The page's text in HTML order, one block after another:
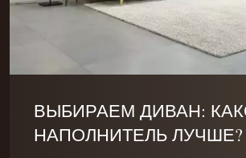
ВЫБИРАЕМ ДИВАН:
НАПОЛНИТЕЛЬ ЛУЧШЕ?